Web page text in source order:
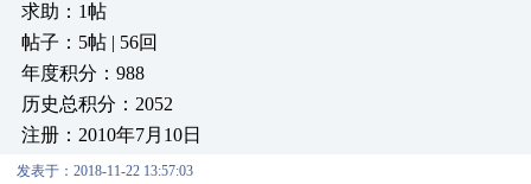
求助：1帖
帖子：5帖 | 56回
年度积分：988
历史总积分：2052
注册：2010年7月10日
发表于：2018-11-22 13:57:03